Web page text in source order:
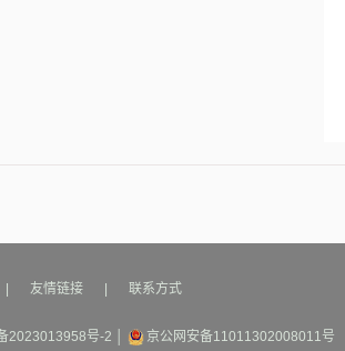
友情链接 联系方式
2023013958号-2 京公网安备11011302008011号